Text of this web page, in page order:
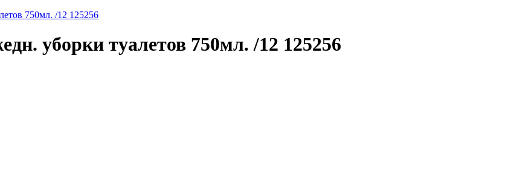
750мл. /12 125256
уборки туалетов 750мл. /12 125256